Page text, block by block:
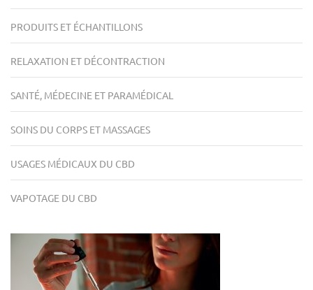
PRODUITS ET ÉCHANTILLONS
RELAXATION ET DÉCONTRACTION
SANTÉ, MÉDECINE ET PARAMÉDICAL
SOINS DU CORPS ET MASSAGES
USAGES MÉDICAUX DU CBD
VAPOTAGE DU CBD